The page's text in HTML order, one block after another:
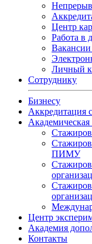
Центр
Работа в
Вакансии
Личный
Сотруднику
Бизнесу
Аккредитация
ПИМУ
Центр
Академия
Контакты